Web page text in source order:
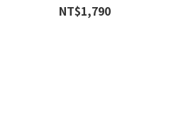
NT$1,790